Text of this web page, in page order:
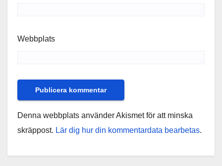
Webbplats
Denna webbplats använder Akismet för att minska
skräppost. Lär dig hur din kommentardata bearbetas.